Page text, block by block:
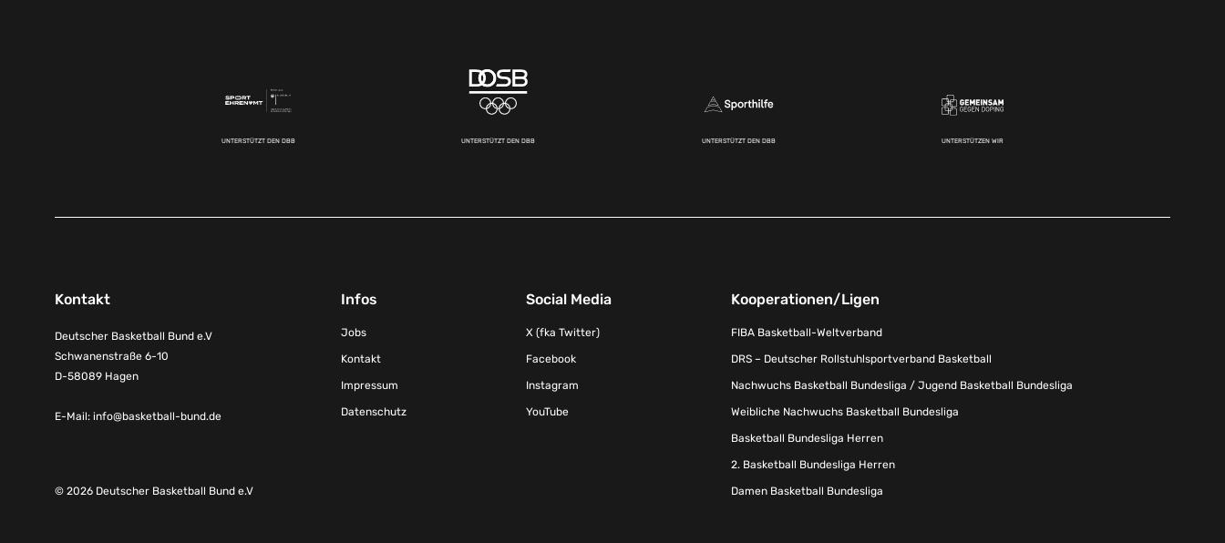
UNTERSTÜTZT DEN DBB UNTERSTÜTZT DEN DBB UNTERSTÜTZT DEN DBB UNTERSTÜTZEN WIR
Kontakt
Deutscher Basketball Bund e.V
Schwanenstraße 6-10
D-58089 Hagen
E-Mail: info@basketball-bund.de
Infos
Jobs
Kontakt
Impressum
Datenschutz
Social Media
X (fka Twitter)
Facebook
Instagram
YouTube
Kooperationen/Ligen
FIBA Basketball-Weltverband
DRS – Deutscher Rollstuhlsportverband Basketball
Nachwuchs Basketball Bundesliga / Jugend Basketball Bundesliga
Weibliche Nachwuchs Basketball Bundesliga
Basketball Bundesliga Herren
2. Basketball Bundesliga Herren
Damen Basketball Bundesliga
© 2026 Deutscher Basketball Bund e.V